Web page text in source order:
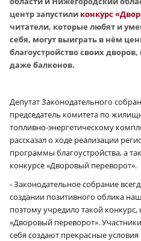
центр запустили конкурс
читатели, которые любят и
себя, могут выиграть в нём
благоустройство своих
даже балконов.
Депутат Законодательного
председатель комитета по
топливно-энергетическому
рассказал о ходе реализации
программы благоустройства, а
конкурсе «Дворовый переворот».
- Законодательное собрание
создании позитивного облика
поэтому учредило такой конкурс,
«Дворовый переворот».
себя создают прекрасные